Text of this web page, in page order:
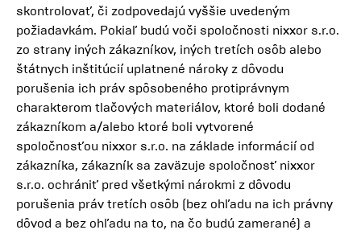
skontrolovať, či zodpovedajú vyššie uvedeným
požiadavkám. Pokiaľ budú voči spoločnosti nixxor s.r.o.
zo strany iných zákazníkov, iných tretích osôb alebo
štátnych inštitúcií uplatnené nároky z dôvodu
porušenia ich práv spôsobeného protiprávnym
charakterom tlačových materiálov, ktoré boli dodané
zákazníkom a/alebo ktoré boli vytvorené
spoločnosťou nixxor s.r.o. na základe informácií od
zákazníka, zákazník sa zaväzuje spoločnosť nixxor
s.r.o. ochrániť pred všetkými nárokmi z dôvodu
porušenia práv tretích osôb (bez ohľadu na ich právny
dôvod a bez ohľadu na to, na čo budú zamerané) a